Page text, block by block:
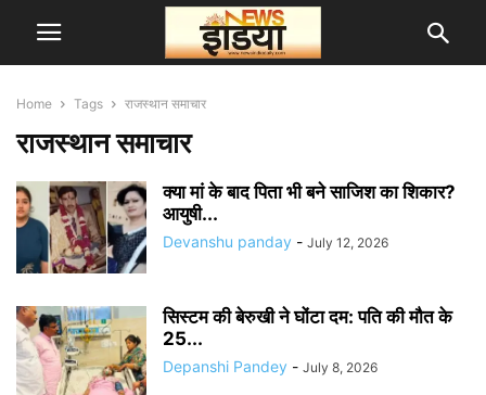
Home Tags राजस्थान समाचार
राजस्थान समाचार
क्या मां के बाद पिता भी बने साजिश का शिकार?
आयुषी...
Devanshu panday - July 12, 2026
सिस्टम की बेरुखी ने घोंटा दम: पति की मौत के
25...
Depanshi Pandey - July 8, 2026